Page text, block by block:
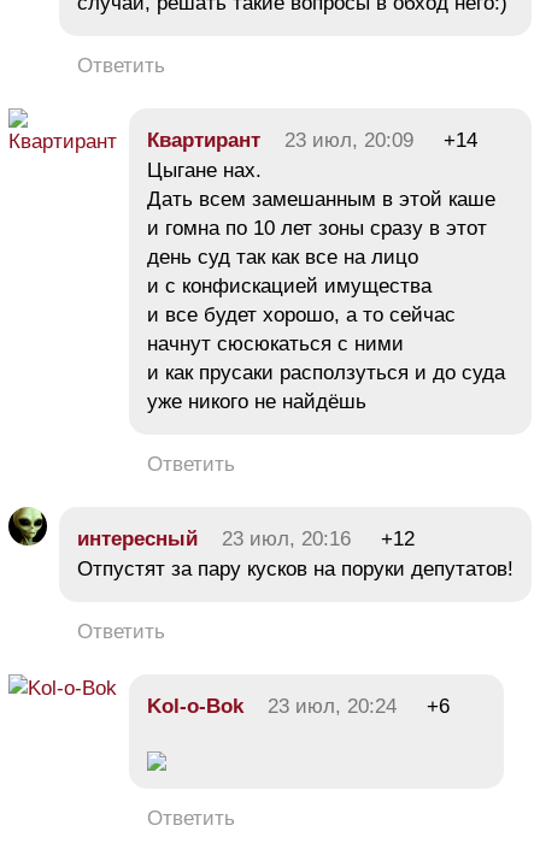
Ответить
Квартирант 23 июл, 20:09
+14
Цыгане нах.
Дать всем замешанным в этой каше
и гомна по 10 лет зоны сразу в этот
день суд так как все на лицо
и с конфискацией имущества
и все будет хорошо, а то сейчас
начнут сюсюкаться с ними
и как прусаки расползуться и до суда
уже никого не найдёшь
Ответить
интересный 23 июл, 20:16
+12
Отпустят за пару кусков на поруки депутатов!
Ответить
Kol-o-Bok 23 июл, 20:24 +6
Ответить